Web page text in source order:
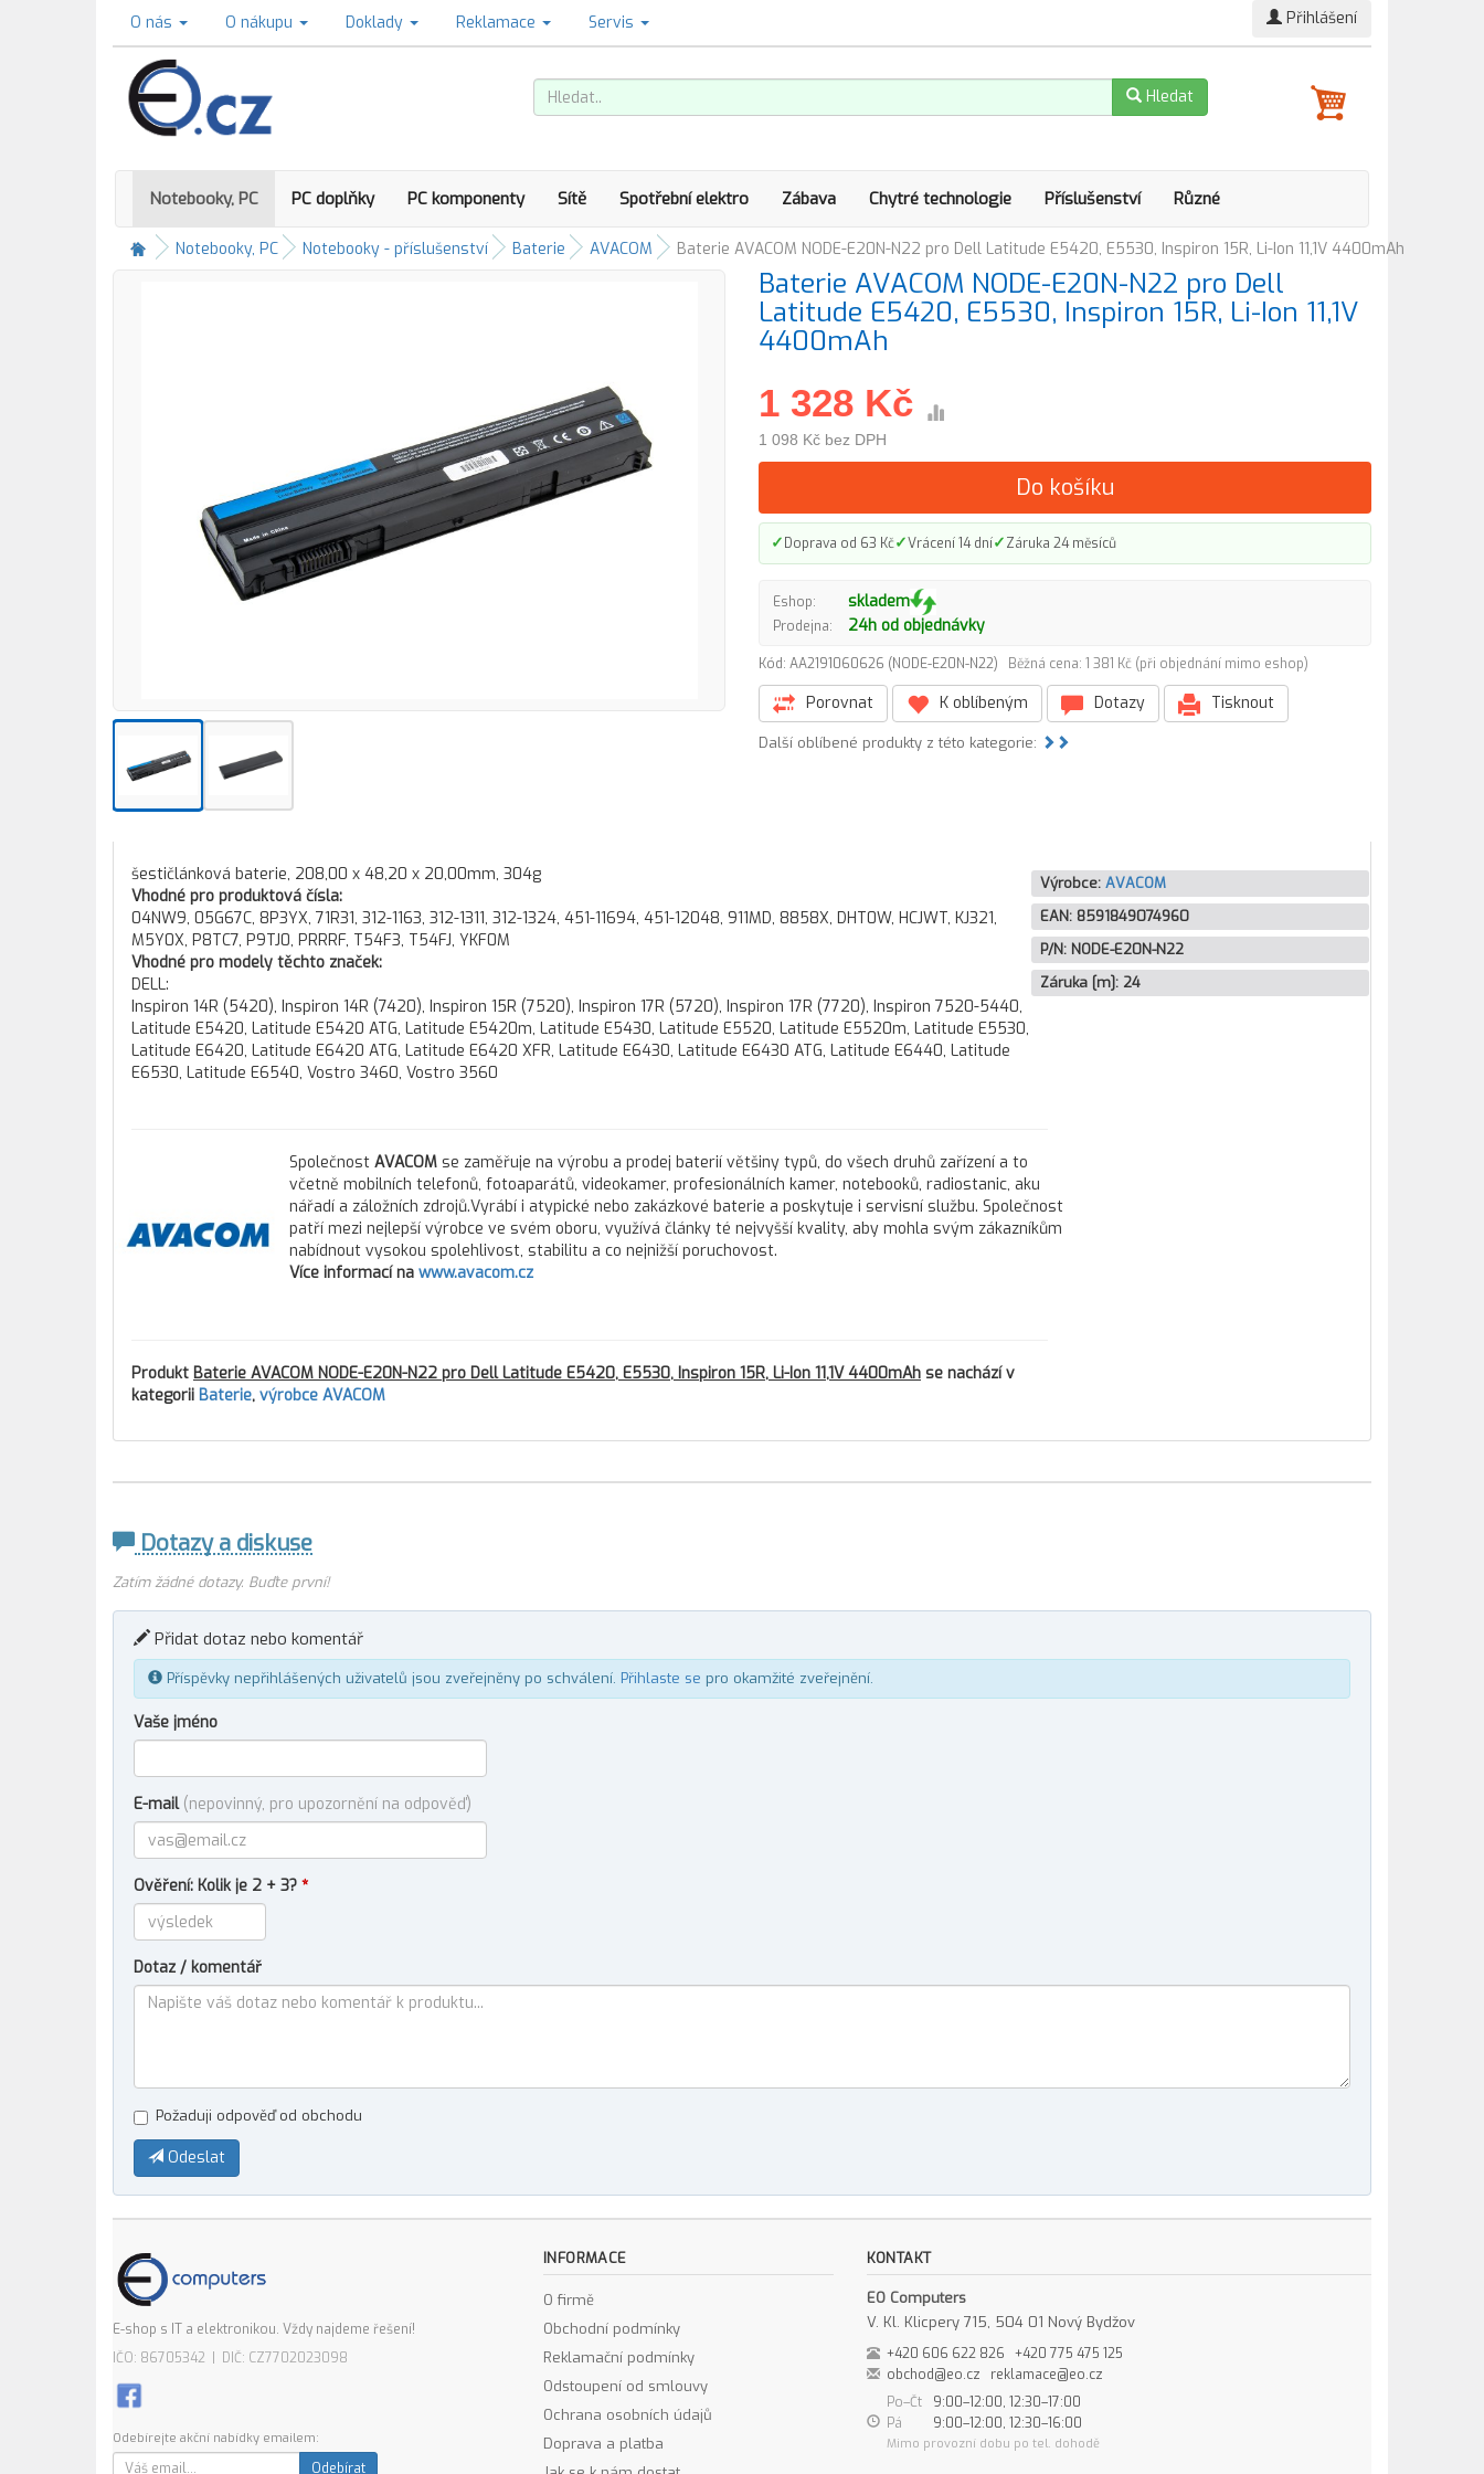
O nás O nákupu Doklady Reklamace Servis Přihlášení
Hledat
Notebooky, PC PC doplňky PC komponenty Sítě Spotřební elektro Zábava Chytré technologie Příslušenství Různé
Notebooky, PC Notebooky - příslušenství Baterie AVACOM Baterie AVACOM NODE-E20N-N22 pro Dell Latitude E5420, E5530, Inspiron 15R, Li-Ion 11,1V 4400mAh
Baterie AVACOM NODE-E20N-N22 pro Dell
Latitude E5420, E5530, Inspiron 15R, Li-Ion 11,1V
4400mAh
1 328 Kč
1 098 Kč bez DPH
Do košíku
✓Doprava od 63 Kč✓Vrácení 14 dní✓Záruka 24 měsíců
Eshop: skladem
Prodejna: 24h od objednávky
Kód: AA2191060626 (NODE-E20N-N22) Běžná cena: 1 381 Kč (při objednání mimo eshop)
Porovnat K oblíbeným Dotazy Tisknout
Další oblíbené produkty z této kategorie:
šestičlánková baterie, 208,00 x 48,20 x 20,00mm, 304g
Vhodné pro produktová čísla:
04NW9, 05G67C, 8P3YX, 71R31, 312-1163, 312-1311, 312-1324, 451-11694, 451-12048, 911MD, 8858X, DHT0W, HCJWT, KJ321,
M5Y0X, P8TC7, P9TJ0, PRRRF, T54F3, T54FJ, YKF0M
Vhodné pro modely těchto značek:
DELL:
Inspiron 14R (5420), Inspiron 14R (7420), Inspiron 15R (7520), Inspiron 17R (5720), Inspiron 17R (7720), Inspiron 7520-5440,
Latitude E5420, Latitude E5420 ATG, Latitude E5420m, Latitude E5430, Latitude E5520, Latitude E5520m, Latitude E5530,
Latitude E6420, Latitude E6420 ATG, Latitude E6420 XFR, Latitude E6430, Latitude E6430 ATG, Latitude E6440, Latitude
E6530, Latitude E6540, Vostro 3460, Vostro 3560
Společnost AVACOM se zaměřuje na výrobu a prodej baterií většiny typů, do všech druhů zařízení a to
včetně mobilních telefonů, fotoaparátů, videokamer, profesionálních kamer, notebooků, radiostanic, aku
nářadí a záložních zdrojů.Vyrábí i atypické nebo zakázkové baterie a poskytuje i servisní službu. Společnost
patří mezi nejlepší výrobce ve svém oboru, využívá články té nejvyšší kvality, aby mohla svým zákazníkům
nabídnout vysokou spolehlivost, stabilitu a co nejnižší poruchovost.
Více informací na www.avacom.cz
Produkt Baterie AVACOM NODE-E20N-N22 pro Dell Latitude E5420, E5530, Inspiron 15R, Li-Ion 11,1V 4400mAh se nachází v
kategorii Baterie, výrobce AVACOM
Výrobce: AVACOM
EAN: 8591849074960
P/N: NODE-E20N-N22
Záruka [m]: 24
Dotazy a diskuse
Zatím žádné dotazy. Buďte první!
Přidat dotaz nebo komentář
Příspěvky nepřihlášených uživatelů jsou zveřejněny po schválení. Přihlaste se pro okamžité zveřejnění.
Vaše jméno
E-mail (nepovinný, pro upozornění na odpověď)
Ověření: Kolik je 2 + 3? *
Dotaz / komentář
Požaduji odpověď od obchodu
Odeslat
E-shop s IT a elektronikou. Vždy najdeme řešení!
IČO: 86705342 | DIČ: CZ7702023098
Odebírejte akční nabídky emailem:
Odebírat
INFORMACE
O firmě
Obchodní podmínky
Reklamační podmínky
Odstoupení od smlouvy
Ochrana osobních údajů
Doprava a platba
KONTAKT
EO Computers
V. Kl. Klicpery 715, 504 01 Nový Bydžov
+420 606 622 826
+420 775 475 125
obchod@eo.cz
reklamace@eo.cz
Po–Čt
9:00–12:00, 12:30–17:00
Pá
9:00–12:00, 12:30–16:00
Mimo provozní dobu po tel. dohodě